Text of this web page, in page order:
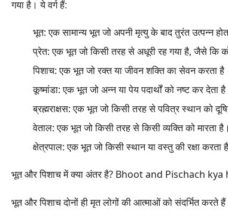
गया है। ये वर्ग हैं:
भूत:एक सामान्य भूत जो अपनी मृत्यु के बाद तुरंत उत्पन्न
प्रेत:एक भूत जो किसी तरह से अधूरी रह गया है, जैसे कि
पिशाच:एक भूत जो रक्त या जीवन शक्ति का सेवन करता है।
कूष्मांडा:एक भूत जो अन्न या पेय पदार्थों को नष्ट कर देता
ब्रह्मराक्षस:एक भूत जो किसी तरह से पवित्र स्थान को
वेताल:एक भूत जो किसी तरह से किसी व्यक्ति को मारता है।
क्षेत्रपाल:एक भूत जो किसी स्थान या वस्तु की रक्षा करता
भूत और पिशाच में क्या अंतर है? Bhoot and Pischach
भूत और पिशाच दोनों ही मृत लोगों की आत्माओं को संदर्भित करते